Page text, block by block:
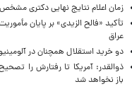
زمان اعلام نتایج نهایی دکتری
تأکید «فالح الزیدی» بر پایان
عراق
دو خرید استقلال همچنان در
ذوالقدر: آمریکا تا رفتارش را
باز نخواهد شد